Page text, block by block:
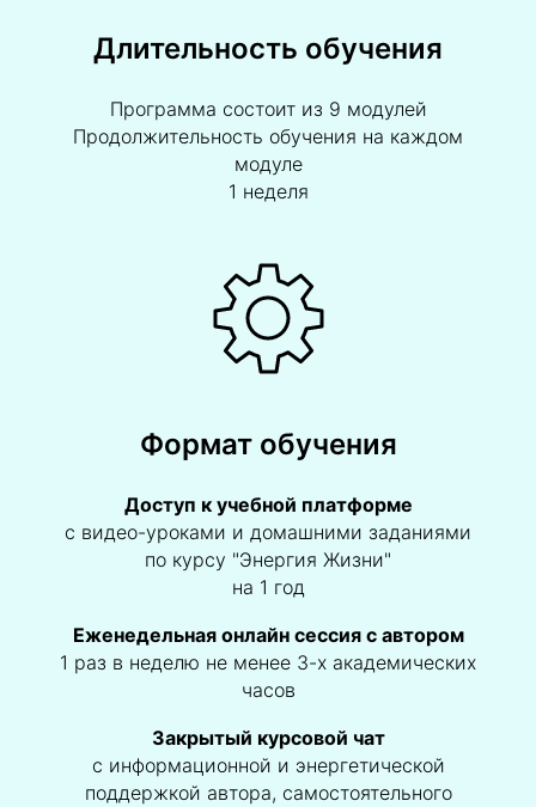
Длительность обучения
Программа состоит из 9 модулей
Продолжительность обучения на каждом
модуле
1 неделя
Формат обучения
Доступ к учебной платформе
с видео-уроками и домашними заданиями
по курсу "Энергия Жизни"
на 1 год
Еженедельная онлайн сессия с автором
1 раз в неделю не менее 3-х академических
часов
Закрытый курсовой чат
с информационной и энергетической
поддержкой автора, самостоятельного